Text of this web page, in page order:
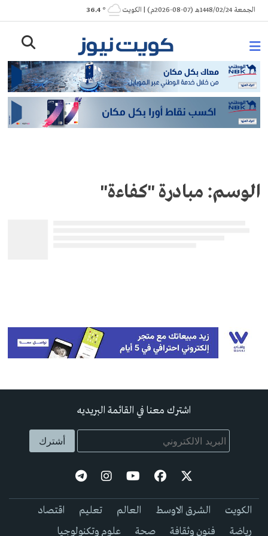
Skip
to
الجمعة 1448/02/24هـ (07-08-2026م) | الكويت ° 36.4
الوسم: مبادرة "كفاءة"
اشترك معنا في القائمة البريديه
الكويت الشرق الاوسط العالم تعليم
اقتصاد
رياضة
فنون وثقافة صحة علوم وتكنولوجيا